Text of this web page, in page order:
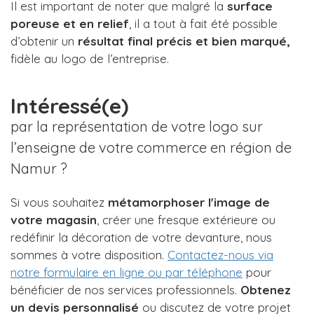
Il est important de noter que malgré la surface
poreuse et en relief , il a tout à fait été possible
d’obtenir un résultat final précis et bien marqué,
fidèle au logo de l’entreprise.
Intéressé(e)
par la représentation de votre logo sur
l’enseigne de votre commerce en région de
Namur ?
Si vous souhaitez métamorphoser l'image de
votre magasin , créer une fresque extérieure ou
redéfinir la décoration de votre devanture, nous
sommes à votre disposition. Contactez-nous via
notre formulaire en ligne ou par téléphone pour
bénéficier de nos services professionnels. Obtenez
un devis personnalisé ou discutez de votre projet